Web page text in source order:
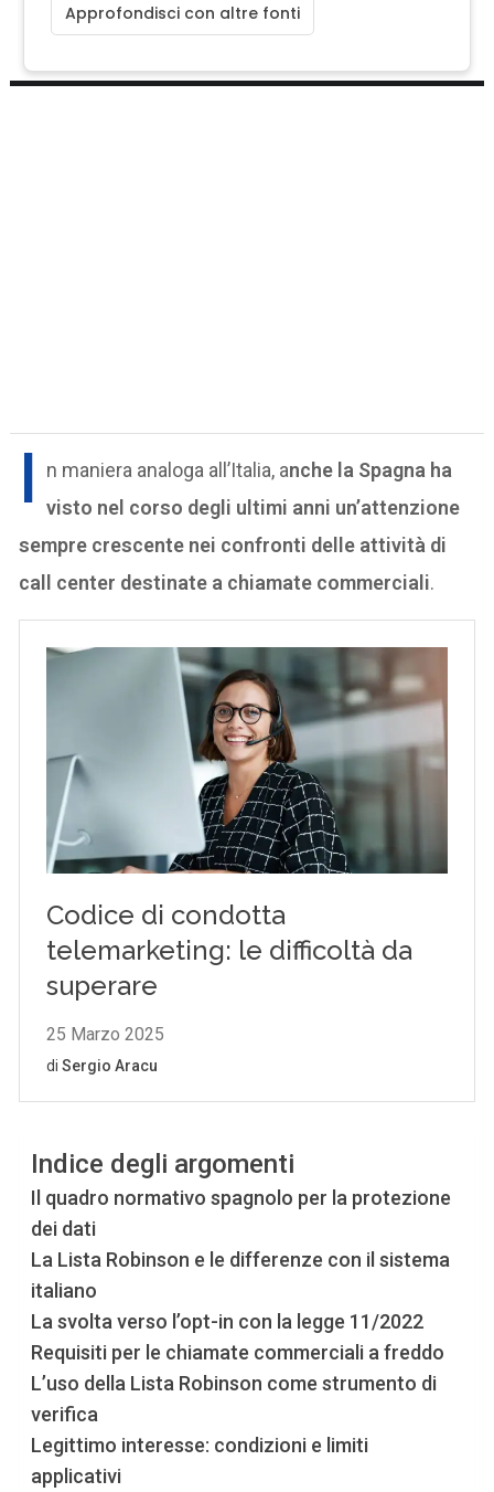
Approfondisci con altre fonti
I n maniera analoga all’Italia, anche la Spagna ha
visto nel corso degli ultimi anni un’attenzione
sempre crescente nei confronti delle attività di
call center destinate a chiamate commerciali.
Indice degli argomenti
Il quadro normativo spagnolo per la protezione
dei dati
La Lista Robinson e le differenze con il sistema
italiano
La svolta verso l’opt-in con la legge 11/2022
Requisiti per le chiamate commerciali a freddo
L’uso della Lista Robinson come strumento di
verifica
Legittimo interesse: condizioni e limiti
applicativi